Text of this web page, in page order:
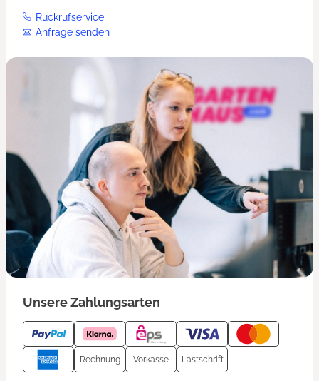
Rückrufservice
Anfrage senden
Unsere Zahlungsarten
Rechnung Vorkasse Lastschrift